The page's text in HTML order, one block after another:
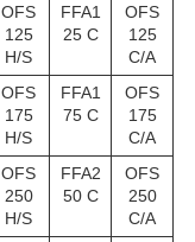
OFS
125
H/S
FFA1
25 C
OFS
125
C/A
OFS
175
H/S
FFA1
75 C
OFS
175
C/A
OFS
250
H/S
FFA2
50 C
OFS
250
C/A